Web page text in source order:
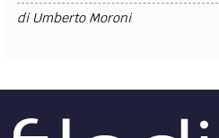
di Umberto Moroni